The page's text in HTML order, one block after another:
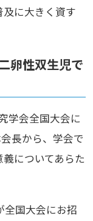
に大きく資す
卵性双生児で
会全国大会に
長から、学会で
についてあらた
国大会にお招